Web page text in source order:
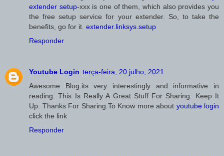
extender setup-xxx is one of them, which also provides you
the free setup service for your extender. So, to take the
benefits, go for it. extender.linksys.setup
Responder
Youtube Login terça-feira, 20 julho, 2021
Awesome Blog.its very interestingly and informative in
reading. This Is Really A Great Stuff For Sharing. Keep It
Up. Thanks For Sharing.To Know more about youtube login
click the link
Responder